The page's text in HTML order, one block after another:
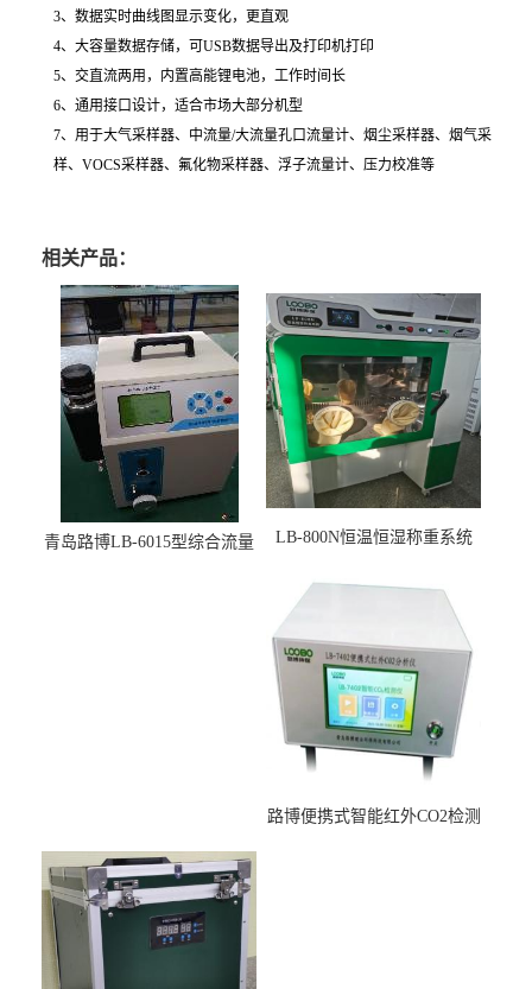
3、数据实时曲线图显示变化，更直观
4、大容量数据存储，可USB数据导出及打印机打印
5、交直流两用，内置高能锂电池，工作时间长
6、通用接口设计，适合市场大部分机型
7、用于大气采样器、中流量/大流量孔口流量计、烟尘采样器、烟气采
样、VOCS采样器、氟化物采样器、浮子流量计、压力校准等
相关产品：
青岛路博LB-6015型综合流量
LB-800N恒温恒湿称重系统
路博便携式智能红外CO2检测